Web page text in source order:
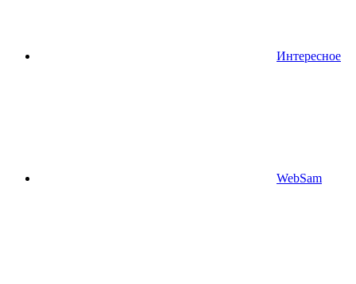
Интересное
WebSam